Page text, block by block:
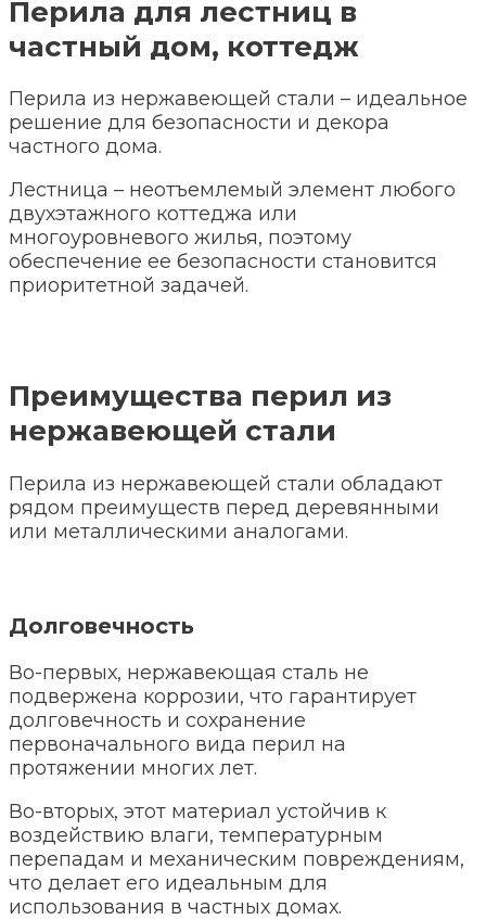
Перила для лестниц в
частный дом, коттедж
Перила из нержавеющей стали – идеальное
решение для безопасности и декора
частного дома.
Лестница – неотъемлемый элемент любого
двухэтажного коттеджа или
многоуровневого жилья, поэтому
обеспечение ее безопасности становится
приоритетной задачей.
Преимущества перил из
нержавеющей стали
Перила из нержавеющей стали обладают
рядом преимуществ перед деревянными
или металлическими аналогами.
Долговечность
Во-первых, нержавеющая сталь не
подвержена коррозии, что гарантирует
долговечность и сохранение
первоначального вида перил на
протяжении многих лет.
Во-вторых, этот материал устойчив к
воздействию влаги, температурным
перепадам и механическим повреждениям,
что делает его идеальным для
использования в частных домах.